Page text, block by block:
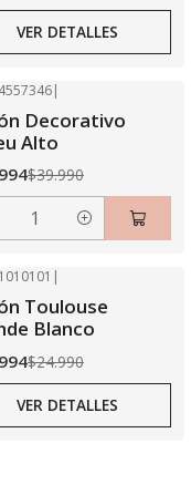
VER DETALLES
|
Decorativo
Alto
$39.990
|
Toulouse
Blanco
$24.990
VER DETALLES